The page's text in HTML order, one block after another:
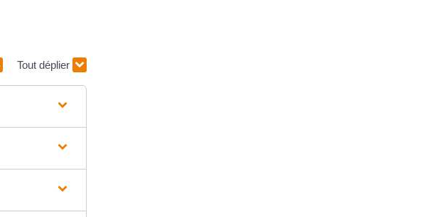
Tout déplier